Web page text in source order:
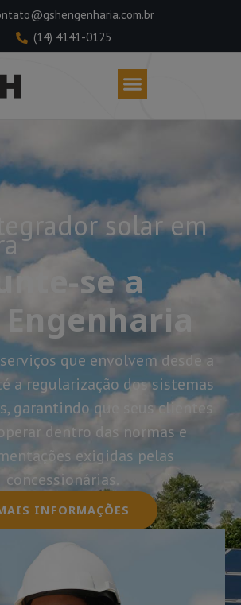
(14) 4141-0125
solar em
se a
Engenharia
que envolvem desde a
a regularização dos sistemas
garantindo que seus clientes
dentro das normas e
exigidas pelas
concessionárias.
INFORMAÇÕES